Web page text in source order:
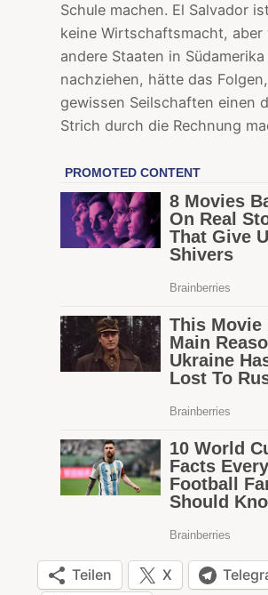
Schule machen. El Salvador
keine Wirtschaftsmacht, aber
andere Staaten in Südamerika
nachziehen, hätte das
gewissen Seilschaften einen
Strich durch die Rechnung
Teilen X